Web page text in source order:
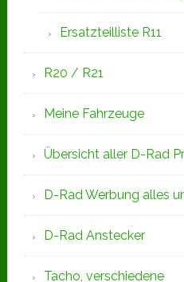
Ersatzteilliste R11
R20 / R21
Meine Fahrzeuge
Übersicht aller D-Rad
D-Rad Werbung alles
D-Rad Anstecker
Tacho, verschiedene